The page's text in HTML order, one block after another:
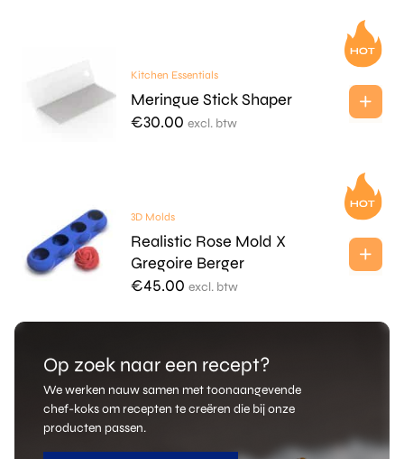
Kitchen Essentials
Meringue Stick Shaper
€30.00 excl. btw
3D Molds
Realistic Rose Mold X
Gregoire Berger
€45.00 excl. btw
Op zoek naar een recept?
We werken nauw samen met toonaangevende
chef-koks om recepten te creëren die bij onze
producten passen.